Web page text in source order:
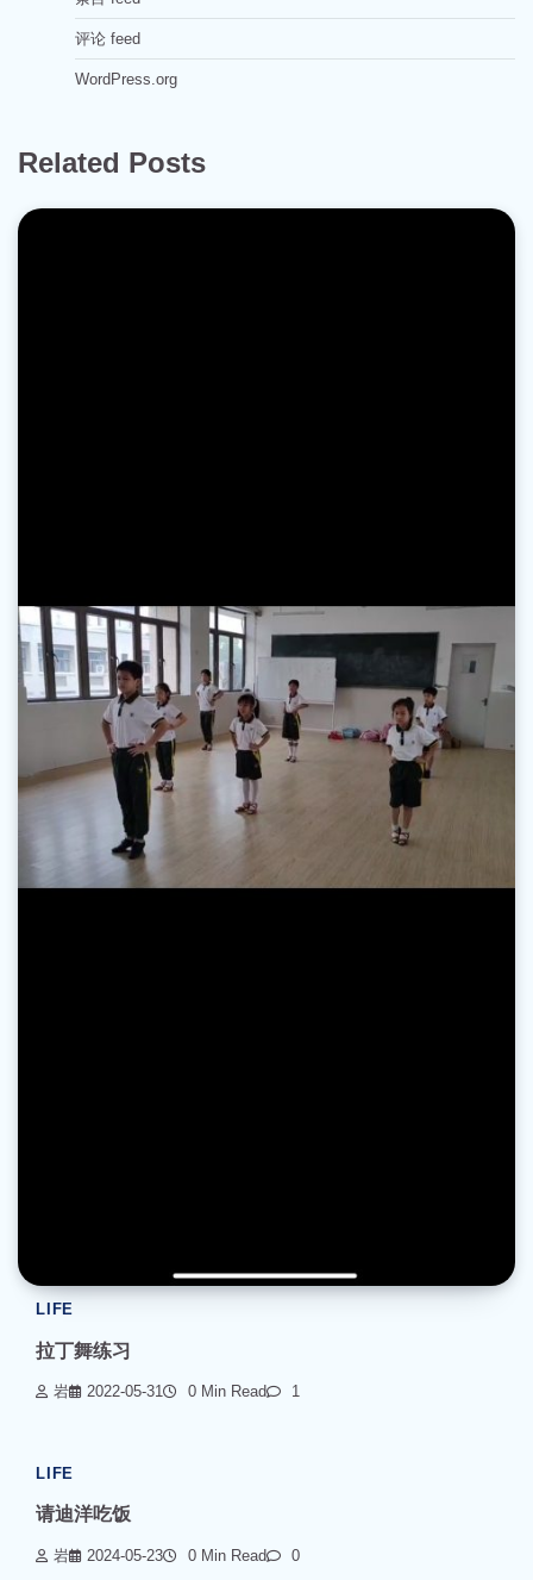
评论 feed
WordPress.org
Related Posts
LIFE
拉丁舞练习
岩 2022-05-31 0 Min Read 1
LIFE
请迪洋吃饭
岩 2024-05-23 0 Min Read 0